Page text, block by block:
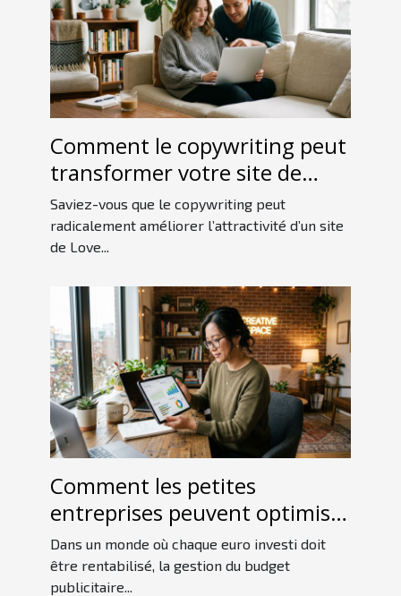
Comment le copywriting peut
transformer votre site de
Love Room ?
Saviez-vous que le copywriting peut
radicalement améliorer l’attractivité d’un site
de Love...
Comment les petites
entreprises peuvent optimiser
leur budget publicitaire ?
Dans un monde où chaque euro investi doit
être rentabilisé, la gestion du budget
publicitaire...